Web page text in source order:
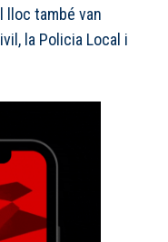
lloc també van
la Policia Local i